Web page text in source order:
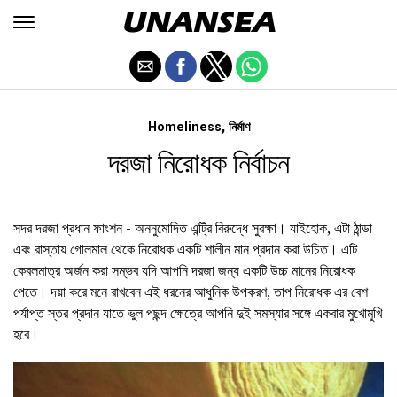
Homeliness, নির্মাণ
দরজা নিরোধক নির্বাচন
সদর দরজা প্রধান ফাংশন - অননুমোদিত এন্ট্রি বিরুদ্ধে সুরক্ষা। যাইহোক, এটা ঠান্ডা
এবং রাস্তায় গোলমাল থেকে নিরোধক একটি শালীন মান প্রদান করা উচিত। এটি
কেবলমাত্র অর্জন করা সম্ভব যদি আপনি দরজা জন্য একটি উচ্চ মানের নিরোধক
পেতে। দয়া করে মনে রাখবেন এই ধরনের আধুনিক উপকরণ, তাপ নিরোধক এর বেশ
পর্যাপ্ত স্তর প্রদান যাতে ভুল পছন্দ ক্ষেত্রে আপনি দুই সমস্যার সঙ্গে একবার মুখোমুখি
হবে।